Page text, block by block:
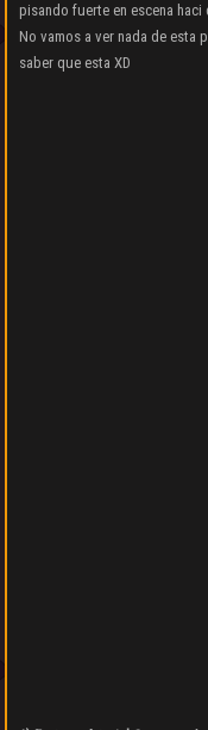
pisando fuerte en escena
No vamos a ver nada de esta
saber que esta XD